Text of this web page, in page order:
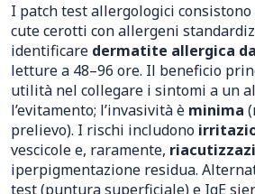
I patch test allergologici
cute cerotti con allergeni
identificare dermatite allergica
letture a 48–96 ore. Il beneficio
utilità nel collegare i sintomi a un
l’evitamento; l’invasività è minima
prelievo). I rischi includono
vescicole e, raramente,
iperpigmentazione residua.
test (puntura superficiale) e IgE